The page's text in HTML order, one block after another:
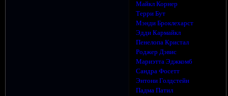
Майкл Корнер
Терри Бут
Мэнди Броклехарст
Эдди Кармайкл
Пенелопа Кристал
Роджер Дэвис
Мариэтта Эджкомб
Сандра Фосетт
Энтони Голдстейн
Падма Патил